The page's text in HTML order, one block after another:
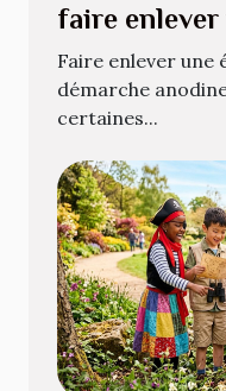
faire enlever
légalement
Faire enlever une
démarche
certaines...